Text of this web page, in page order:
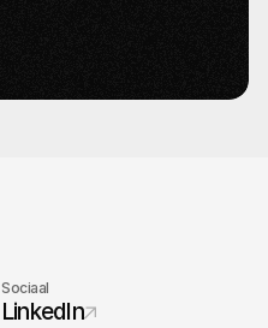
Sociaal
LinkedIn